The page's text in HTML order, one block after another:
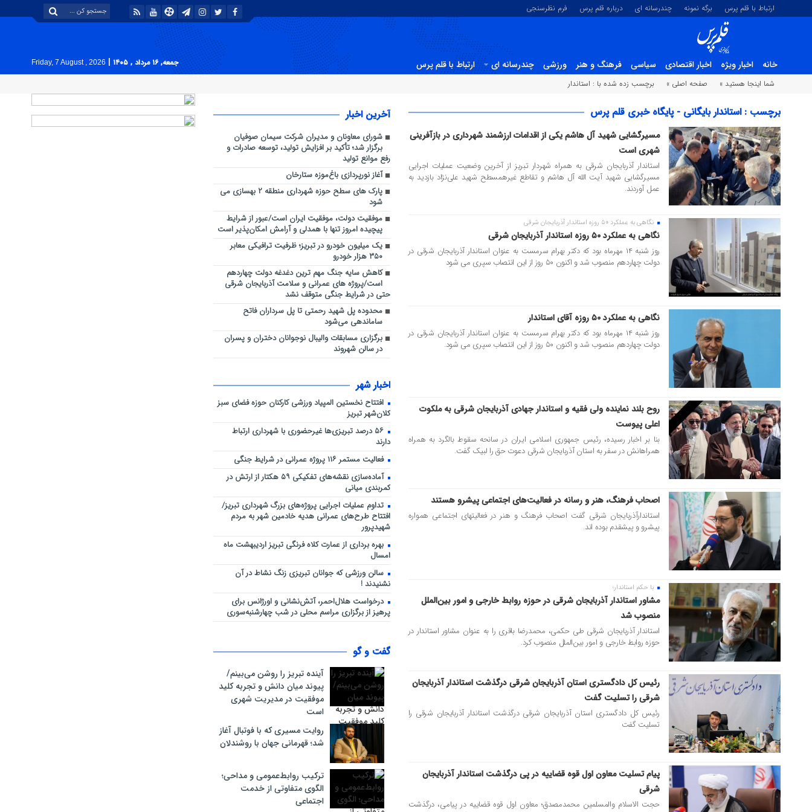
ارتباط با قلم پرس برگه نمونه چندرسانه ای درباره قلم پرس فرم نظرسنجی
خانه اخبار ویژه اخبار اقتصادی سیاسی فرهنگ و هنر ورزشی چندرسانه ای ارتباط با قلم پرس جمعه, ۱۶ مرداد , ۱۴۰۵ |
Friday, 7 August , 2026
شما اینجا هستید » صفحه اصلی » برچسب زده شده با : استاندار
برچسب : استاندار بایگانی - پایگاه خبری قلم پرس
۱۱ تیر ۱۴۰۴
مسیرگشایی شهید آل هاشم یکی از اقدامات ارزشمند شهرداری در بازآفرینی
شهری است
استاندار آذربایجان شرقی به همراه شهردار تبریز از آخرین وضعیت عملیات اجرایی
مسیرگشایی شهید آیت الله آل هاشم و تقاطع غیرهمسطح شهید علی‌نژاد بازدید به
عمل آوردند.
نگاهی به عملکرد ۵۰ روزه استاندار آذربایجان شرقی
نگاهی به عملکرد ۵۰ روزه استاندار آذربایجان شرقی
روز شنبه ۱۴ مهرماه بود که دکتر بهرام سرمست به عنوان استاندار آذربایجان شرقی در
دولت چهاردهم منصوب شد و اکنون ۵۰ روز از این انتصاب سپری می شود
نگاهی به عملکرد ۵۰ روزه آقای استاندار
روز شنبه ۱۴ مهرماه بود که دکتر بهرام سرمست به عنوان استاندار آذربایجان شرقی در
دولت چهاردهم منصوب شد و اکنون ۵۰ روز از این انتصاب سپری می شود.
۳۱ اردیبهشت ۱۴۰۳
روح بلند نماینده ولی فقیه و استاندار جهادی آذربایجان شرقی به ملکوت
اعلی پیوست
بنا بر اخبار رسیده، رئیس‌ جمهوری اسلامی ایران در سانحه سقوط بالگرد به همراه
همراهانش در سفر به استان آذربایجان شرقی دعوت حق را لبیک گفت.
اصحاب فرهنگ، هنر و رسانه در فعالیت‌های اجتماعی پیشرو هستند
استاندارآذربایجان شرقی گفت اصحاب فرهنگ و هنر در فعالیتهای اجتماعی همواره
پیشرو و پیشقدم بوده اند.
۲۶ فروردین ۱۴۰۳
با حکم استاندار؛
مشاور استاندار آذربایجان شرقی در حوزه روابط خارجی و امور بین‌الملل
منصوب شد
استاندار آذربایجان شرقی طی حکمی، محمدرضا باقری را به عنوان مشاور استاندار در
حوزه روابط خارجی و امور بین‌الملل منصوب کرد.
رئیس کل دادگستری استان آذربایجان شرقی درگذشت استاندار آذربایجان
شرقی را تسلیت گفت
رئیس کل دادگستری استان آذربایجان شرقی درگذشت استاندار آذربایجان شرقی را
تسلیت گفت
۳۰ دی ۱۴۰۲
پیام تسلیت معاون اول قوه قضاییه در پی درگذشت استاندار آذربایجان
شرقی
حجت الاسلام والمسلمین محمدمصدق؛ معاون اول قوه قضاییه در پیامی، درگذشت
آخرین اخبار
شورای معاونان و مدیران شرکت سیمان صوفیان
برگزار شد؛ تأکید بر افزایش تولید، توسعه صادرات و
رفع موانع تولید
آغاز نورپردازی باغ‌موزه ستارخان
پارک های سطح حوزه شهرداری منطقه ۲ بهسازی می
شود
موفقیت دولت، موفقیت ایران است/عبور از شرایط
پیچیده امروز تنها با همدلی و آرامش امکان‌پذیر است
یک میلیون خودرو در تبریز؛ ظرفیت ترافیکی معابر
۳۵۰ هزار خودرو
کاهش سایه جنگ مهم ‌ترین دغدغه دولت چهاردهم
است/پروژه ‌های عمرانی و سلامت آذربایجان شرقی
حتی در شرایط جنگی متوقف نشد
محدوده پل شهید رحمتی تا پل سرداران فاتح
ساماندهی می‌شود
برگزاری مسابقات والیبال نوجوانان دختران و پسران
در سالن شهروند
اخبار شهر
افتتاح نخستین المپیاد ورزشی کارکنان حوزه فضای سبز
کلان‌شهر تبریز
۵۶ درصد تبریزی‌ها غیرحضوری با شهرداری ارتباط
دارند
فعالیت مستمر ۱۱۶ پروژه عمرانی در شرایط جنگی
آماده‌سازی نقشه‌های تفکیکی ۵۹ هکتار از ارتش در
کمربندی میانی
تداوم عملیات اجرایی پروژه‌های بزرگ شهرداری تبریز/
افتتاح طرح‌های عمرانی هدیه خادمین شهر به مردم
شهیدپرور
بهره برداری از عمارت کلاه فرنگی تبریز اردیبهشت ماه
امسال
سالن ورزشی که جوانان تبریزی زنگ نشاط در آن
نشنیدند !
درخواست هلال‌احمر، آتش‌نشانی و اورژانس برای
پرهیز از برگزاری مراسم محلی در شب چهارشنبه‌سوری
گفت و گو
آینده تبریز را روشن می‌بینم/
پیوند میان دانش و تجربه کلید
موفقیت در مدیریت شهری
است
روایت مسیری که با فوتبال آغاز
شد؛ قهرمانی جهان با روشندلان
ترکیب روابط‌عمومی و مداحی؛
الگوی متفاوتی از خدمت
اجتماعی